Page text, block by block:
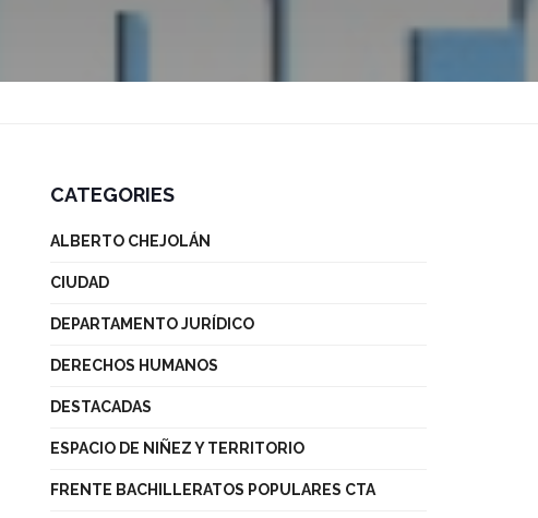
CATEGORIES
ALBERTO CHEJOLÁN
CIUDAD
DEPARTAMENTO JURÍDICO
DERECHOS HUMANOS
DESTACADAS
ESPACIO DE NIÑEZ Y TERRITORIO
FRENTE BACHILLERATOS POPULARES CTA